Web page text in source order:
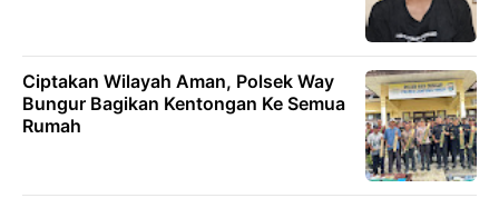
Ciptakan Wilayah Aman, Polsek Way
Bungur Bagikan Kentongan Ke Semua
Rumah